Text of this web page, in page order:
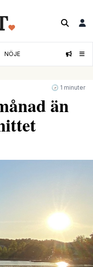
NÖJE
🕝 1 minuter
än